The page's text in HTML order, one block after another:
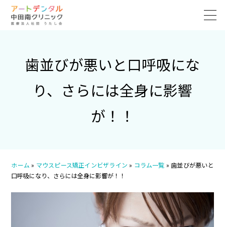
歯並びが悪いと口呼吸にな
り、さらには全身に影響
が！！
ホーム » マウスピース矯正インビザライン » コラム一覧 » 歯並びが悪いと
口呼吸になり、さらには全身に影響が！！